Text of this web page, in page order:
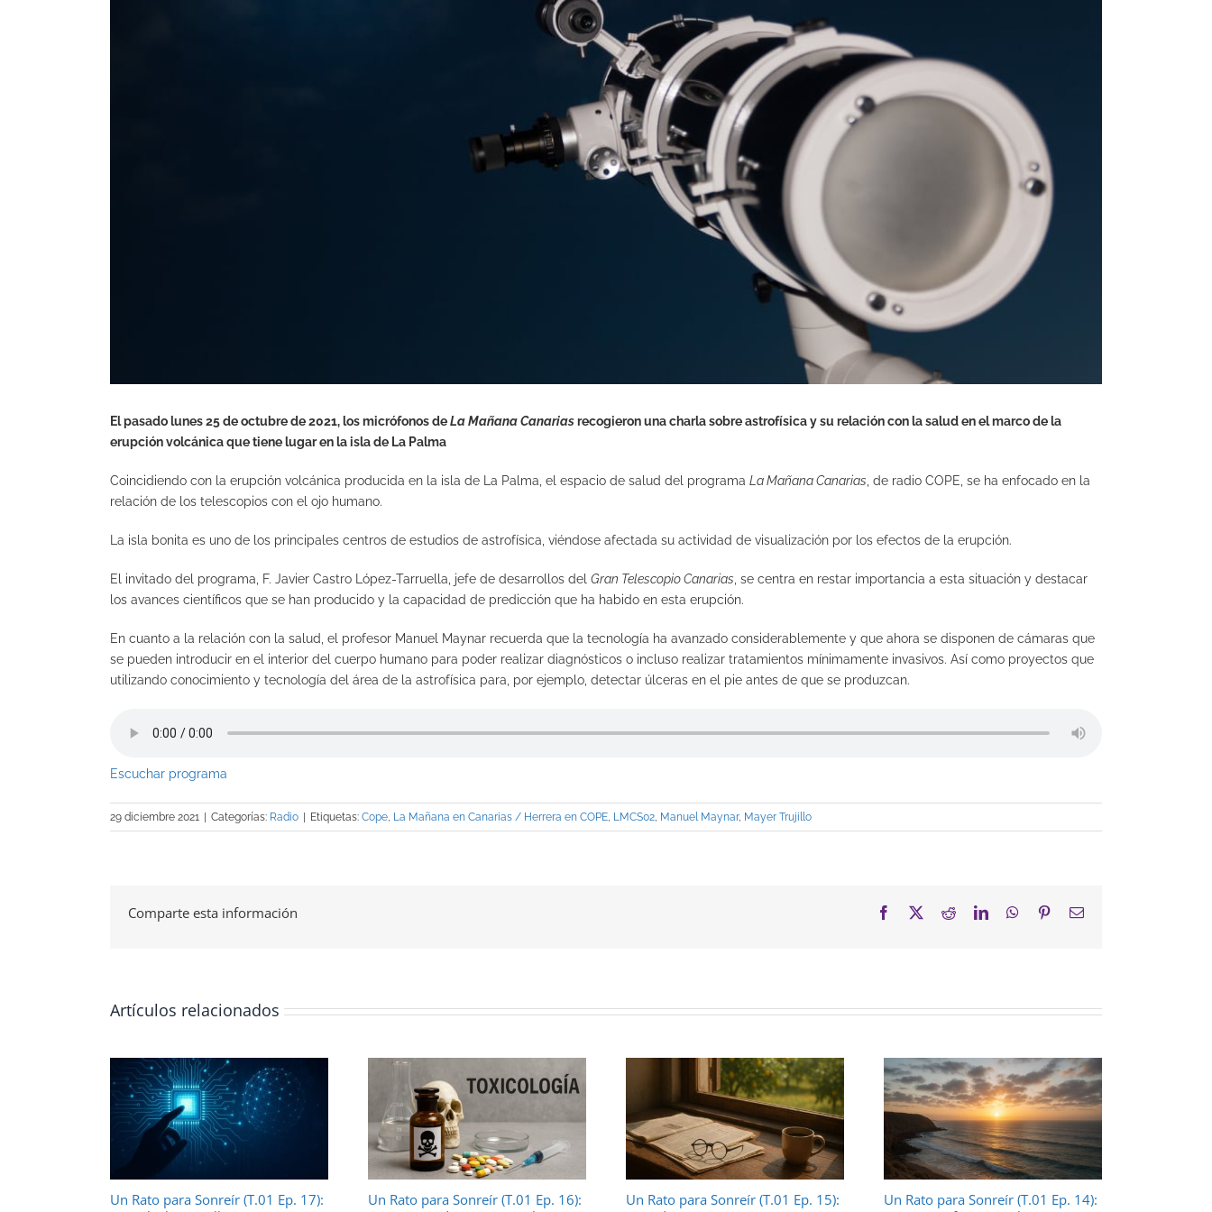
El pasado lunes 25 de octubre de 2021, los micrófonos deLa Mañana Canariasrecogieron una charla sobre astrofísica y su relación con la salud en el marco de la
erupción volcánica que tiene lugar en la isla de La Palma
Coincidiendo con la erupción volcánica producida en la isla de La Palma, el espacio de salud del programa La Mañana Canarias , de radio COPE, se ha enfocado en la
relación de los telescopios con el ojo humano.
La isla bonita es uno de los principales centros de estudios de astrofísica, viéndose afectada su actividad de visualización por los efectos de la erupción.
El invitado del programa, F. Javier Castro López-Tarruella, jefe de desarrollos del Gran Telescopio Canarias , se centra en restar importancia a esta situación y destacar
los avances científicos que se han producido y la capacidad de predicción que ha habido en esta erupción.
En cuanto a la relación con la salud, el profesor Manuel Maynar recuerda que la tecnología ha avanzado considerablemente y que ahora se disponen de cámaras que
se pueden introducir en el interior del cuerpo humano para poder realizar diagnósticos o incluso realizar tratamientos mínimamente invasivos. Así como proyectos que
utilizando conocimiento y tecnología del área de la astrofísica para, por ejemplo, detectar úlceras en el pie antes de que se produzcan.
Escuchar programa
29 diciembre 2021 Categorías: Radio Etiquetas: Cope, La Mañana en Canarias / Herrera en COPE, LMCS02, Manuel Maynar, Mayer Trujillo
Comparte esta información Facebook RedditLinkedInWhatsApp
PinterestCorreo
Artículos relacionados
Un Rato para Sonreír (T.01 Ep. 17):
Un Rato para Sonreír (T.01 Ep. 16):
Un Rato para Sonreír (T.01 Ep. 15):
Un Rato para Sonreír (T.01 Ep. 14):